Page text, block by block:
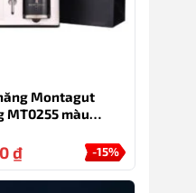
Montagut
MT0255 màu
-15%
₫